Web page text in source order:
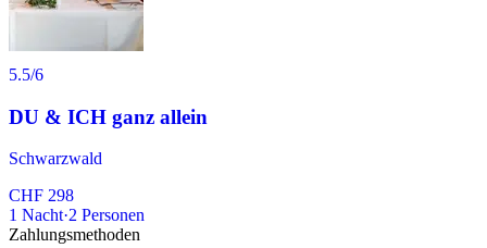
5.5/6
DU & ICH ganz allein
Schwarzwald
CHF 298
1 Nacht·2 Personen
Zahlungsmethoden